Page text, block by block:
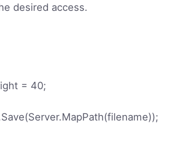
desired access.
= 40;